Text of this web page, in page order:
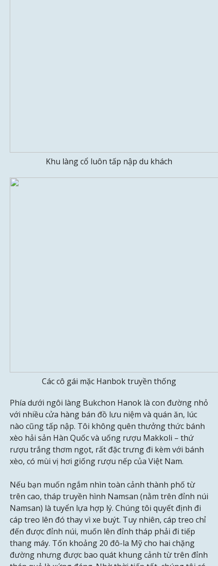
Khu làng cổ luôn tấp nập du khách
Các cô gái mặc Hanbok truyền thống
Phía dưới ngôi làng Bukchon Hanok là con đường nhỏ
với nhiều cửa hàng bán đồ lưu niệm và quán ăn, lúc
nào cũng tấp nập. Tôi không quên thưởng thức bánh
xèo hải sản Hàn Quốc và uống rượu Makkoli – thứ
rượu trắng thơm ngọt, rất đặc trưng đi kèm với bánh
xèo, có mùi vị hơi giống rượu nếp của Việt Nam.
Nếu bạn muốn ngắm nhìn toàn cảnh thành phố từ
trên cao, tháp truyền hình Namsan (nằm trên đỉnh núi
Namsan) là tuyển lựa hợp lý. Chúng tôi quyết định đi
cáp treo lên đó thay vì xe buýt. Tuy nhiên, cáp treo chỉ
đến được đỉnh núi, muốn lên đỉnh tháp phải đi tiếp
thang máy. Tốn khoảng 20 đô-la Mỹ cho hai chặng
đường nhưng được bao quát khung cảnh từ trên đỉnh